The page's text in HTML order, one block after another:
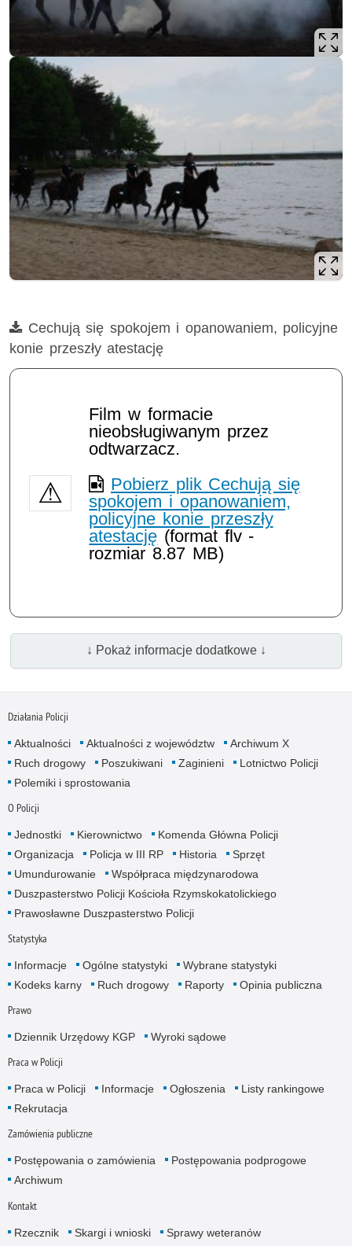
Film
Cechują się spokojem i opanowaniem, policyjne
konie przeszły atestację
Opis filmu: konie, atestacja, zwierzęta
Film w formacie
nieobsługiwanym przez
odtwarzacz.
Pobierz plik Cechują się
spokojem i opanowaniem,
policyjne konie przeszły
atestację (format flv -
rozmiar 8.87 MB)
↓ Pokaż informacje dodatkowe ↓
Działania Policji
Aktualności Aktualności z województw
Archiwum X
Ruch drogowy
Poszukiwani Zaginieni
Lotnictwo Policji
Polemiki i sprostowania
O Policji
Jednostki Kierownictwo
Komenda Główna Policji
Organizacja
Policja w III RP Historia
Sprzęt
Umundurowanie
Współpraca międzynarodowa
Duszpasterstwo Policji Kościoła Rzymskokatolickiego
Prawosławne Duszpasterstwo Policji
Statystyka
Informacje Ogólne statystyki
Wybrane statystyki
Kodeks karny
Ruch drogowy Raporty Opinia publiczna
Prawo
Dziennik Urzędowy KGP Wyroki sądowe
Praca w Policji
Praca w Policji Informacje Ogłoszenia
Listy rankingowe
Rekrutacja
Zamówienia publiczne
Postępowania o zamówienia
Postępowania podprogowe
Archiwum
Kontakt
Rzecznik Skargi i wnioski Sprawy weteranów